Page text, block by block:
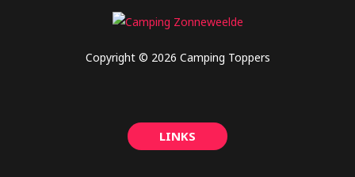
Copyright © 2026 Camping Toppers
LINKS